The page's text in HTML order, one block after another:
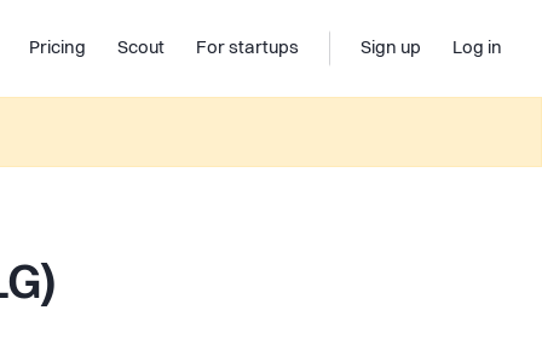
Pricing Scout For startups Sign up Log in